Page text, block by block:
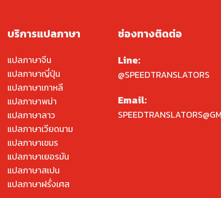
บริการแปลภาษา
แปลภาษาจีน
แปลภาษาญี่ปุ่น
แปลภาษาเกาหลี
แปลภาษาพม่า
แปลภาษาลาว
แปลภาษาเวียดนาม
แปลภาษาเขมร
แปลภาษาเยอรมัน
แปลภาษาสเปน
แปลภาษาฝรั่งเศส
ช่องทางติดต่อ
Line:
@SPEEDTRANSLATORS
Email: